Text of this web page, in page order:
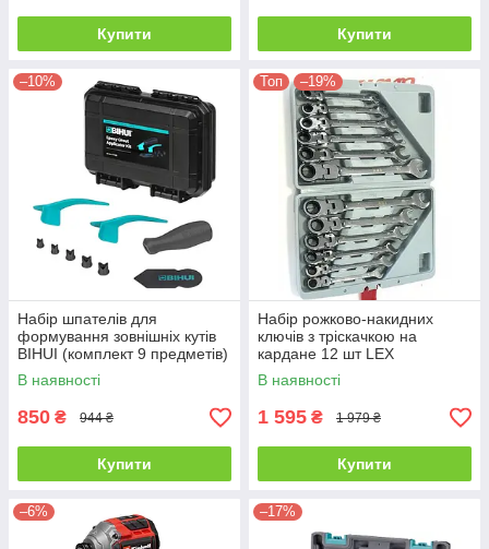
Купити Купити
–10%
Набір шпателів для
формування зовнішніх кутів
BIHUI (комплект 9 предметів)
(STAK9)
В наявності
850 ₴ 944 ₴
Купити
Топ –19%
Набір рожково-накидних
ключів з тріскачкою на
кардане 12 шт LEX
LXKRS12S
В наявності
1 595 ₴ 1 979 ₴
Купити
–6% –17%